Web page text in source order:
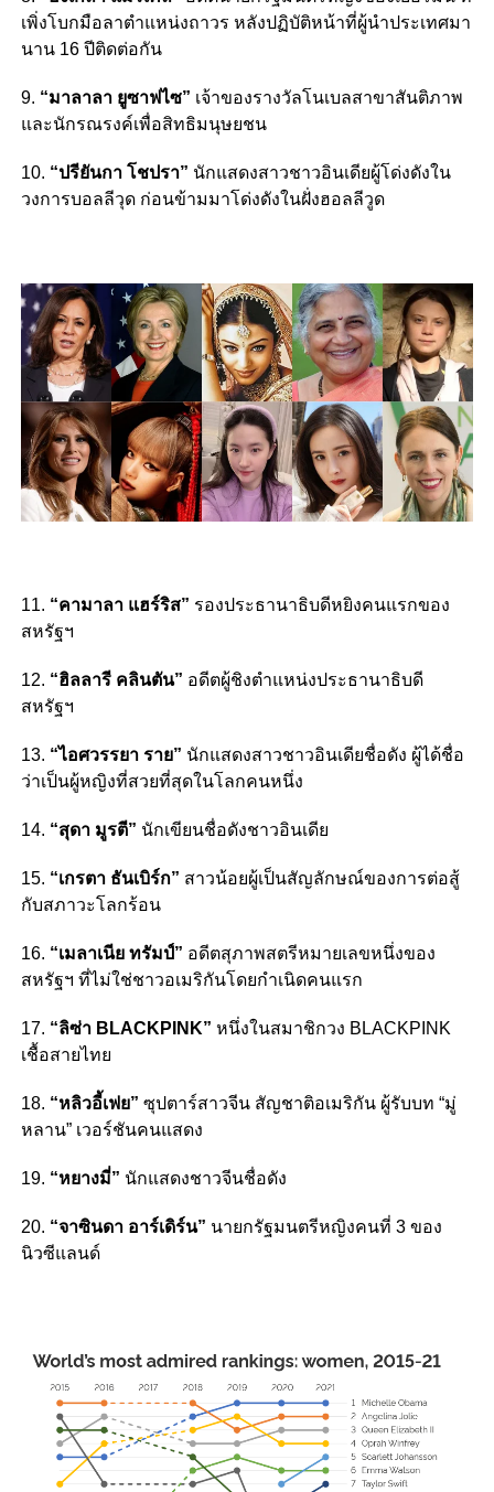
เพิ่งโบกมือลาตำแหน่งถาวร หลังปฏิบัติหน้าที่ผู้นำประเทศมา
นาน 16 ปีติดต่อกัน
9. “มาลาลา ยูซาฟไซ” เจ้าของรางวัลโนเบลสาขาสันติภาพ
และนักรณรงค์เพื่อสิทธิมนุษยชน
10. “ปรียันกา โชปรา” นักแสดงสาวชาวอินเดียผู้โด่งดังใน
วงการบอลลีวุด ก่อนข้ามมาโด่งดังในฝั่งฮอลลีวูด
11. “คามาลา แฮร์ริส” รองประธานาธิบดีหยิงคนแรกของ
สหรัฐฯ
12. “ฮิลลารี คลินตัน” อดีตผู้ชิงตำแหน่งประธานาธิบดี
สหรัฐฯ
13. “ไอศวรรยา ราย” นักแสดงสาวชาวอินเดียชื่อดัง ผู้ได้ชื่อ
ว่าเป็นผู้หญิงที่สวยที่สุดในโลกคนหนึ่ง
14. “สุดา มูรตี” นักเขียนชื่อดังชาวอินเดีย
15. “เกรตา ธันเบิร์ก” สาวน้อยผู้เป็นสัญลักษณ์ของการต่อสู้
กับสภาวะโลกร้อน
16. “เมลาเนีย ทรัมป์” อดีตสุภาพสตรีหมายเลขหนึ่งของ
สหรัฐฯ ที่ไม่ใช่ชาวอเมริกันโดยกำเนิดคนแรก
17. “ลิซ่า BLACKPINK” หนึ่งในสมาชิกวง BLACKPINK
เชื้อสายไทย
18. “หลิวอี้เฟย” ซุปตาร์สาวจีน สัญชาติอเมริกัน ผู้รับบท “มู่
หลาน” เวอร์ชันคนแสดง
19. “หยางมี่” นักแสดงชาวจีนชื่อดัง
20. “จาซินดา อาร์เดิร์น” นายกรัฐมนตรีหญิงคนที่ 3 ของ
นิวซีแลนด์